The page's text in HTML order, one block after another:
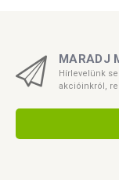
MARADJ
Hírlevelünk
akcióinkról,